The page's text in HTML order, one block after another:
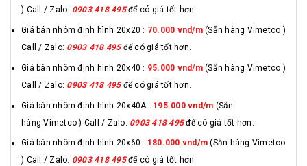
) Call / Zalo: 0903 418 495để có giá tốt hơn.
Giá bán nhôm định hình 20x20 : 70.000 vnd/m (Sẵn hàng Vimetco )
Call / Zalo: 0903 418 495để có giá tốt hơn.
Giá bán nhôm định hình 20x40 : 95.000 vnd/m (Sẵn hàng Vimetco )
Call / Zalo: 0903 418 495để có giá tốt hơn.
Giá bán nhôm định hình 20x40A : 195.000 vnd/m (Sẵn
hàng Vimetco ) Call / Zalo: 0903 418 495để có giá tốt hơn.
Giá bán nhôm định hình 20x60 : 180.000 vnd/m (Sẵn hàng Vimetco
) Call / Zalo: 0903 418 495để có giá tốt hơn.